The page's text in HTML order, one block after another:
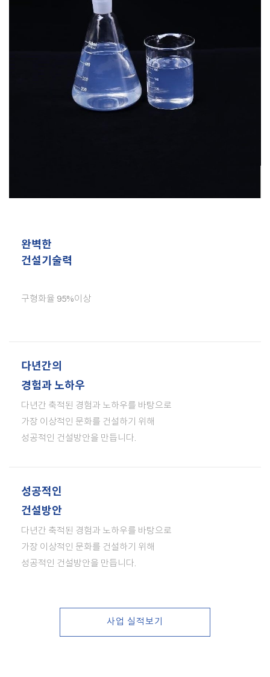
완벽한
건설기술력
구형화율 95%이상
다년간의
경험과 노하우
다년간 축적된 경험과 노하우를 바탕으로
가장 이상적인 문화를 건설하기 위해
성공적인 건설방안을 만듭니다.
성공적인
건설방안
다년간 축적된 경험과 노하우를 바탕으로
가장 이상적인 문화를 건설하기 위해
성공적인 건설방안을 만듭니다.
사업 실적보기